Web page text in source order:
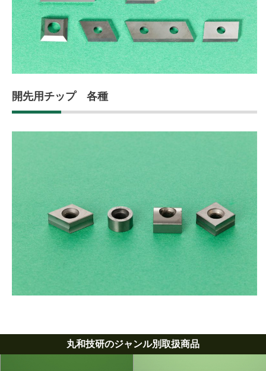
開先用チップ 各種
丸和技研のジャンル別取扱商品